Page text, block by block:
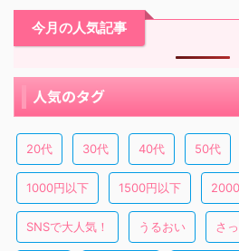
今月の人気記事
人気のタグ
20代 30代 40代 50代
1000円以下 1500円以下
SNSで大人気！ うるおい さ